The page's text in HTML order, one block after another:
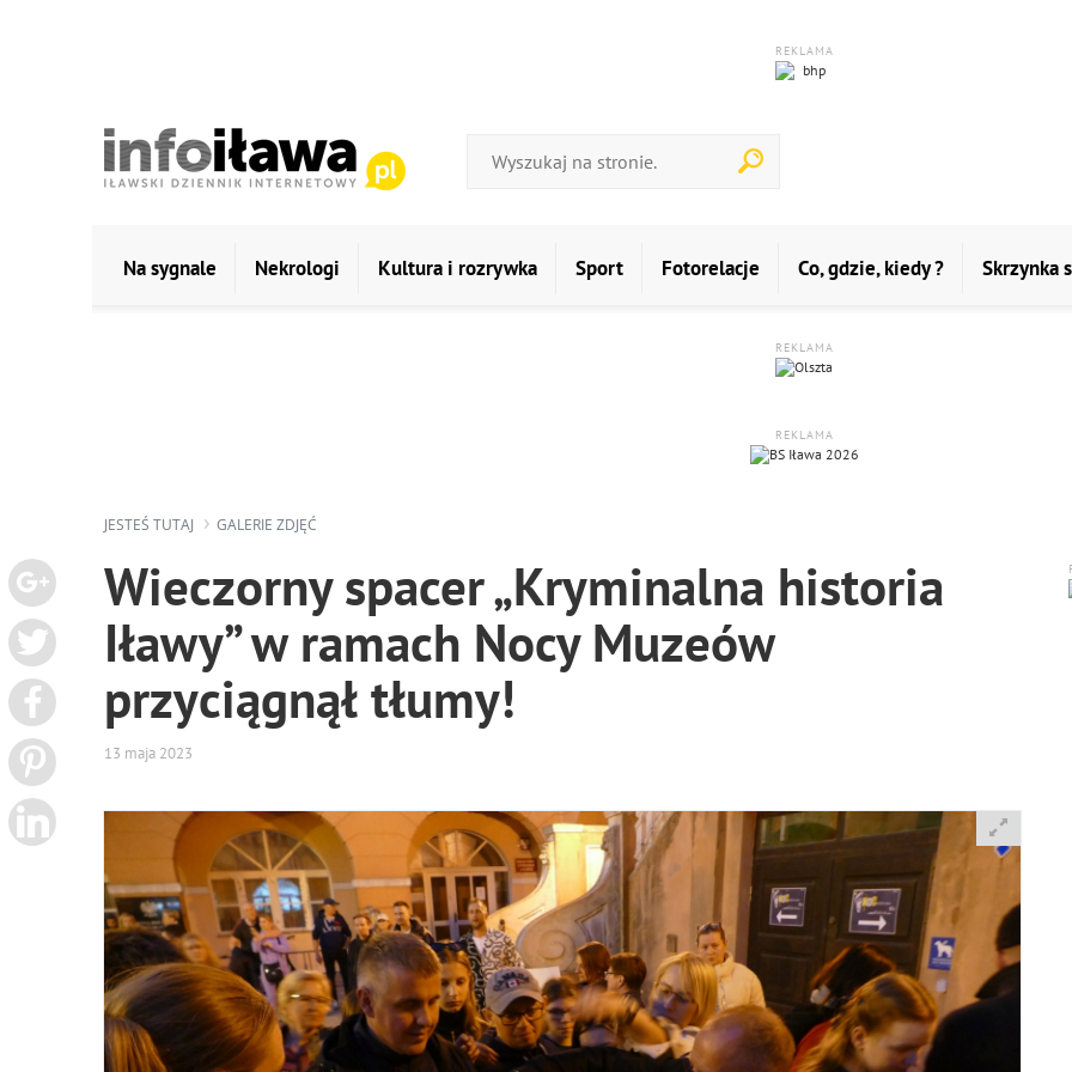
REKLAMA
Na sygnale Nekrologi Kultura i rozrywka Sport Fotorelacje Co, gdzie, kiedy ? Skrzynka
REKLAMA
REKLAMA
JESTEŚ TUTAJ GALERIE ZDJĘĆ
Wieczorny spacer „Kryminalna historia
Iławy” w ramach Nocy Muzeów
przyciągnął tłumy!
13 maja 2023